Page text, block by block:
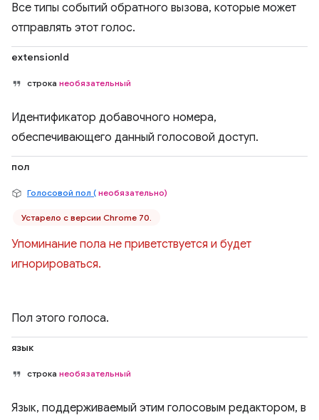
Все типы событий обратного вызова, которые может
отправлять этот голос.
extensionId
строка необязательный
Идентификатор добавочного номера,
обеспечивающего данный голосовой доступ.
пол
Голосовой пол ( необязательно)
Устарело с версии Chrome 70.
Упоминание пола не приветствуется и будет
игнорироваться.
Пол этого голоса.
язык
строка необязательный
Язык, поддерживаемый этим голосовым редактором, в